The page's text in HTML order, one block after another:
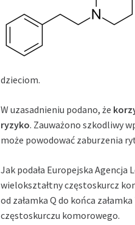
dzieciom.
W uzasadnieniu podano, że
ryzyko. Zauważono szkodliwy
może powodować zaburzenia
Jak podała Europejska Agencja
wielokształtny częstoskurcz
od załamka Q do końca
częstoskurczu komorowego.